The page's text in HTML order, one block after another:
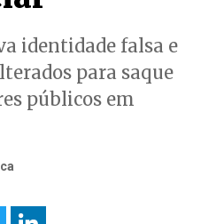
identidade falsa e
para saque
públicos em